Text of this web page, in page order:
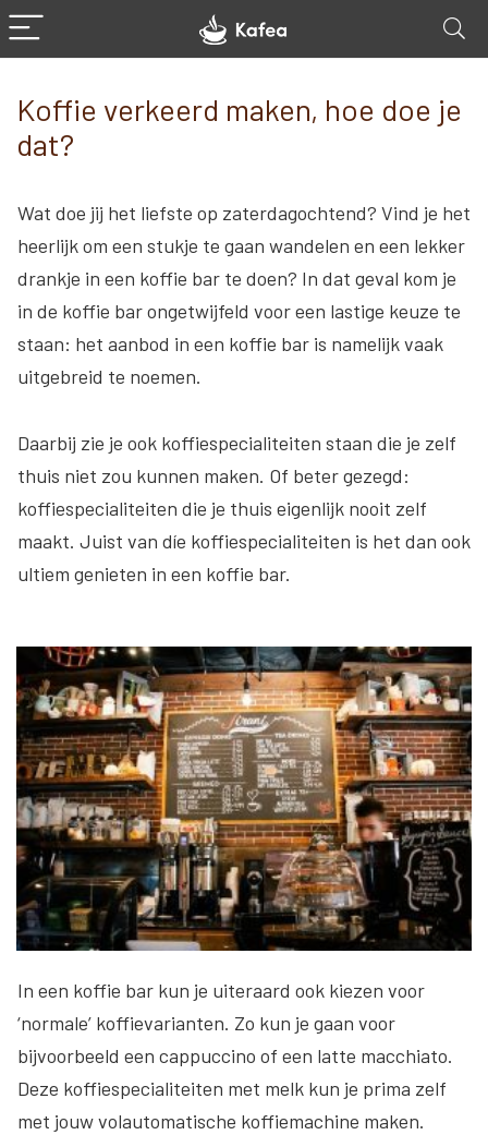
Koffie verkeerd maken, hoe doe je
dat?
Wat doe jij het liefste op zaterdagochtend? Vind je het
heerlijk om een stukje te gaan wandelen en een lekker
drankje in een koffie bar te doen? In dat geval kom je
in de koffie bar ongetwijfeld voor een lastige keuze te
staan: het aanbod in een koffie bar is namelijk vaak
uitgebreid te noemen.
Daarbij zie je ook koffiespecialiteiten staan die je zelf
thuis niet zou kunnen maken. Of beter gezegd:
koffiespecialiteiten die je thuis eigenlijk nooit zelf
maakt. Juist van díe koffiespecialiteiten is het dan ook
ultiem genieten in een koffie bar.
In een koffie bar kun je uiteraard ook kiezen voor
‘normale’ koffievarianten. Zo kun je gaan voor
bijvoorbeeld een cappuccino of een latte macchiato.
Deze koffiespecialiteiten met melk kun je prima zelf
met jouw volautomatische koffiemachine maken.